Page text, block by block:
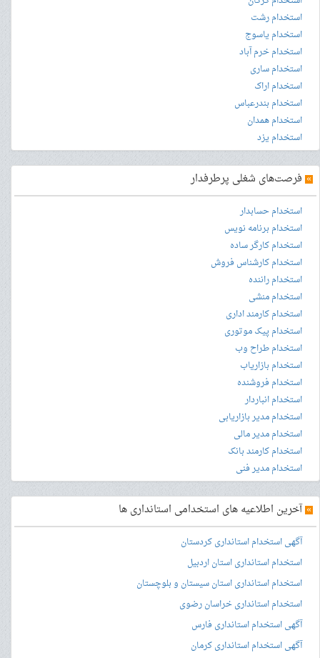
استخدام رشت
استخدام یاسوج
استخدام خرم آباد
استخدام ساری
استخدام اراک
استخدام بندرعباس
استخدام همدان
استخدام یزد
» فرصت‌های شغلی پرطرفدار
استخدام حسابدار
استخدام برنامه نویس
استخدام کارگر ساده
استخدام کارشناس فروش
استخدام راننده
استخدام منشی
استخدام کارمند اداری
استخدام پیک موتوری
استخدام طراح وب
استخدام بازاریاب
استخدام فروشنده
استخدام انباردار
استخدام مدیر بازاریابی
استخدام مدیر مالی
استخدام کارمند بانک
استخدام مدیر فنی
»آخرین اطلاعیه های استخدامی استانداری ها
آگهی استخدام استانداری کردستان
استخدام استانداری استان اردبیل
استخدام استانداری استان سیستان و بلوچستان
استخدام استانداری خراسان رضوی
آگهی استخدام استانداری فارس
آگهی استخدام استانداری کرمان